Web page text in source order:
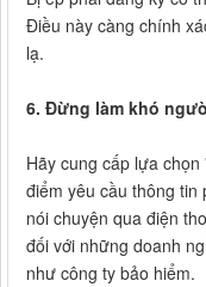
Điều này càng chính
lạ.
6. Đừng làm khó
Hãy cung cấp lựa
điểm yêu cầu thông tin
nói chuyện qua điện
đối với những doanh
như công ty bảo hiểm.